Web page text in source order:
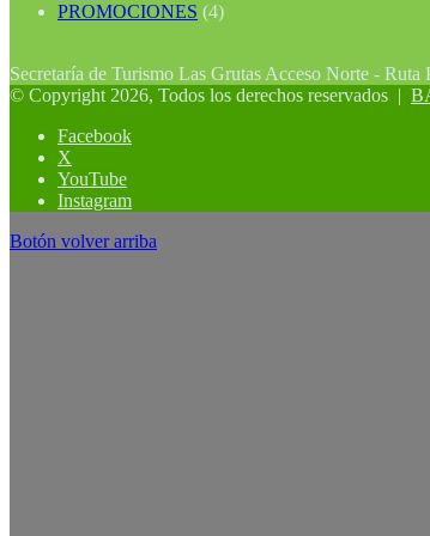
PROMOCIONES (4)
Secretaría de Turismo Las Grutas Acceso Norte -
© Copyright 2026, Todos los derechos reservados |
Facebook
X
YouTube
Instagram
Botón volver arriba